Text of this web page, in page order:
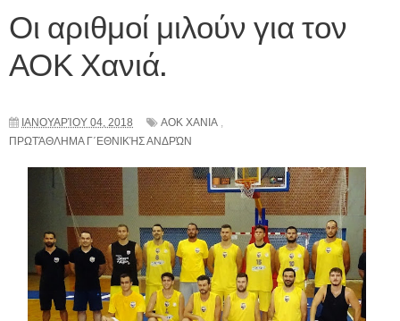
Οι αριθμοί μιλούν για τον
ΑΟΚ Χανιά.
ΙΑΝΟΥΑΡΊΟΥ 04, 2018 ΑΟΚ ΧΑΝΙΑ ,
ΠΡΩΤΆΘΛΗΜΑ Γ΄ΕΘΝΙΚΉΣ ΑΝΔΡΏΝ